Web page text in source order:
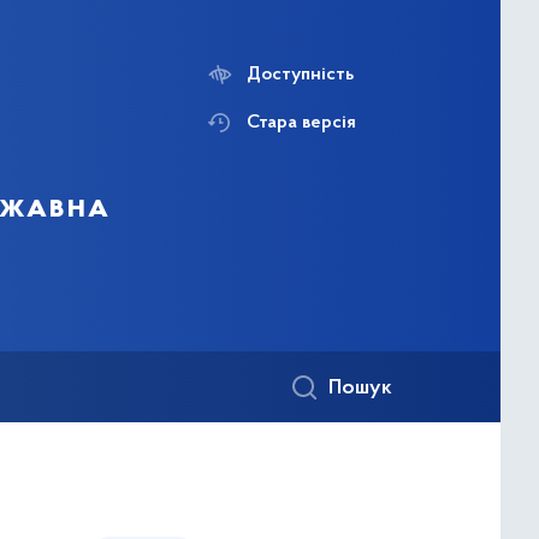
Доступність
Стара версія
Пошук